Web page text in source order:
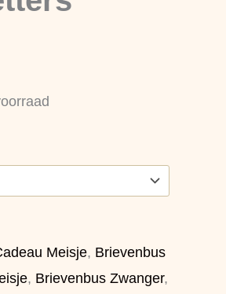
Meisje, Brievenbus
, Brievenbus Zwanger,